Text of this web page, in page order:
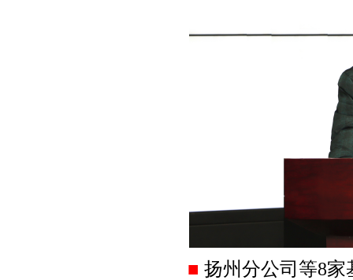
■ 扬州分公司等8家